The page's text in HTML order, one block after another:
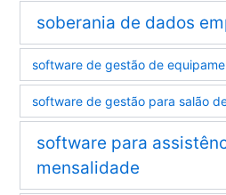
soberania de dados
software de gestão de
software de gestão para salão
software para
mensalidade